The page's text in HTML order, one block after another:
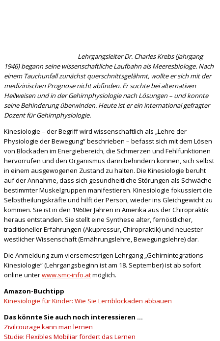
Lehrgangsleiter Dr. Charles Krebs(Jahrgang
1946) begann seine wissenschaftliche Laufbahn als Meeresbiologe. Nach
einem Tauchunfall zunächst querschnittsgelähmt, wollte er sich mit der
medizinischen Prognose nicht abfinden. Er suchte bei alternativen
Heilweisen und in der Gehirnphysiologie nach Lösungen – und konnte
seine Behinderung überwinden. Heute ist er ein international gefragter
Dozent für Gehirnphysiologie.
Kinesiologie – der Begriff wird wissenschaftlich als „Lehre der
Physiologie der Bewegung“ beschrieben – befasst sich mit dem Lösen
von Blockaden im Energiebereich, die Schmerzen und Fehlfunktionen
hervorrufen und den Organismus darin behindern können, sich selbst
in einem ausgewogenen Zustand zu halten. Die Kinesiologie beruht
auf der Annahme, dass sich gesundheitliche Störungen als Schwäche
bestimmter Muskelgruppen manifestieren. Kinesiologie fokussiert die
Selbstheilungskräfte und hilft der Person, wieder ins Gleichgewicht zu
kommen. Sie ist in den 1960er Jahren in Amerika aus der Chiropraktik
heraus entstanden. Sie stellt eine Synthese alter, fernöstlicher,
traditioneller Erfahrungen (Akupressur, Chiropraktik) und neuester
westlicher Wissenschaft (Ernährungslehre, Bewegungslehre) dar.
Die Anmeldung zum viersemestrigen Lehrgang „Gehirnintegrations-
Kinesiologie“ (Lehrgangsbeginn ist am 18. September) ist ab sofort
online unterwww.smc-info.atmöglich.
Amazon-Buchtipp
Kinesiologie für Kinder: Wie Sie Lernblockaden abbauen
Das könnte Sie auch noch interessieren …
Zivilcourage kann man lernen
Studie: Flexibles Mobiliar fördert das Lernen